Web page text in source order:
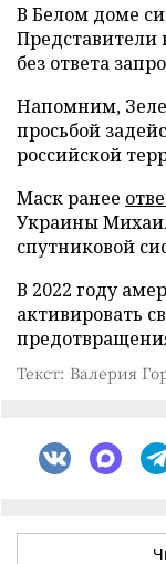
В Белом доме
Представители
без ответа
Напомним,
просьбой
российской
Маск ранее
Украины
спутниковой
В 2022 году
активировать
Текст: Валерия